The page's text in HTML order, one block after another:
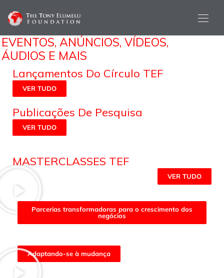
EVENTOS, ANÚNCIOS, VÍDEOS,
ÁUDIOS E MAIS
Lançamentos Do Círculo TEF
VER TUDO
Publicações De Pesquisa
VER TUDO
MASTERCLASSES TEF
VER TUDO
Parcerias transformadoras para o crescimento dos
negócios
Adaptando-se à mudança